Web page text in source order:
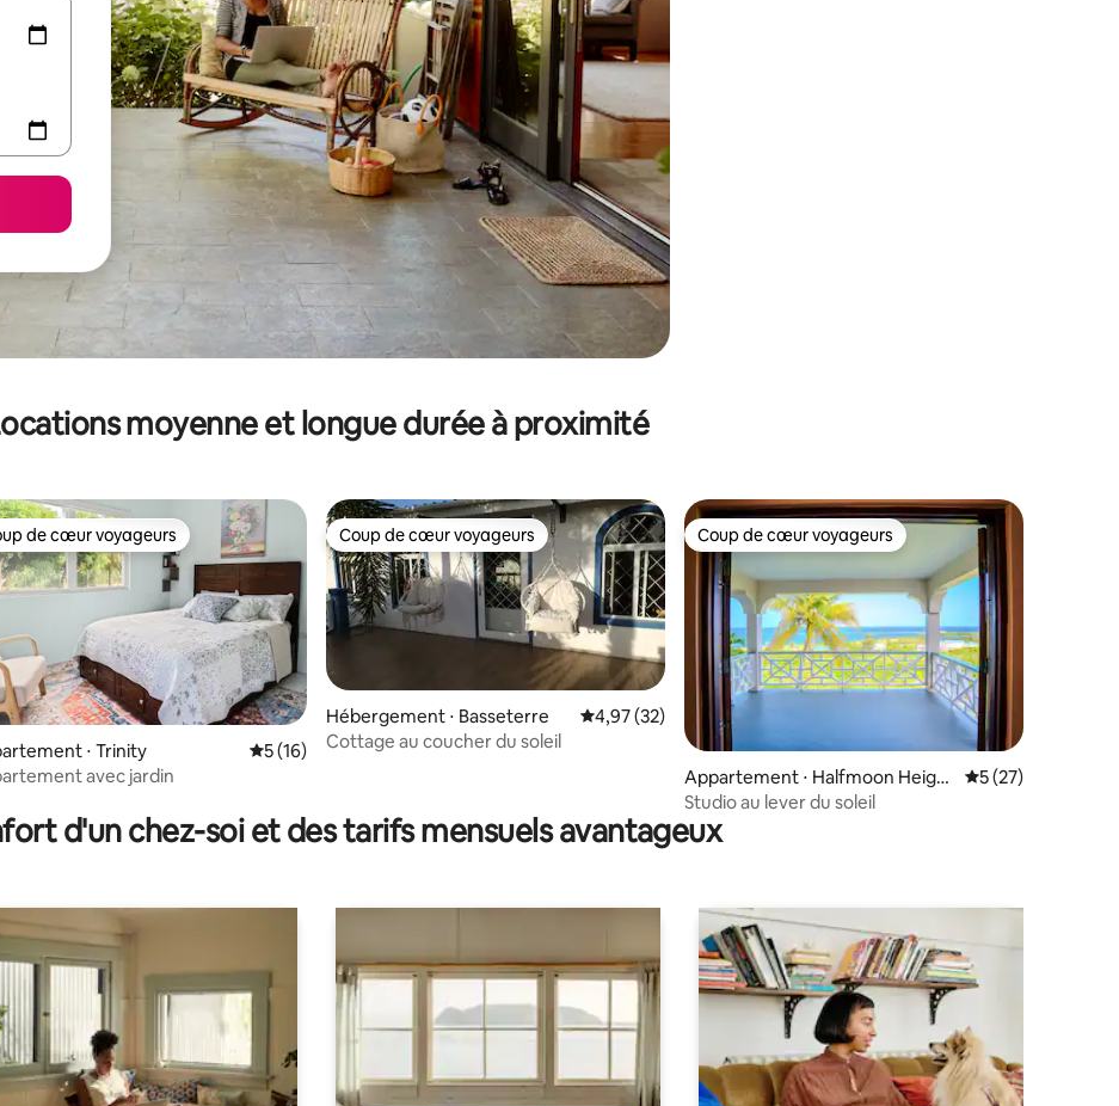
moyenne et longue durée à proximité
sur la base de 4 commentaires : 4,75 sur 5
de cœur voyageurs
de cœur voyageurs
⋅ Trinity Évaluation moyenne sur la base de 16 commentaires : 5 sur 5
5 (16)
avec jardin
Coup de cœur voyageurs
Coup de cœur voyageurs
Hébergement ⋅ Basseterre Évaluation moyenne sur la base de 32 commentaires : 4,97 sur 5
4,97 (32)
Cottage au coucher du soleil
Coup de cœur voyageurs
Coup de cœur voyageurs
Appartement ⋅ Halfmoon Height
s
Évaluation
5 (27)
Studio au lever du soleil
d'un chez-soi et des tarifs mensuels avantageux